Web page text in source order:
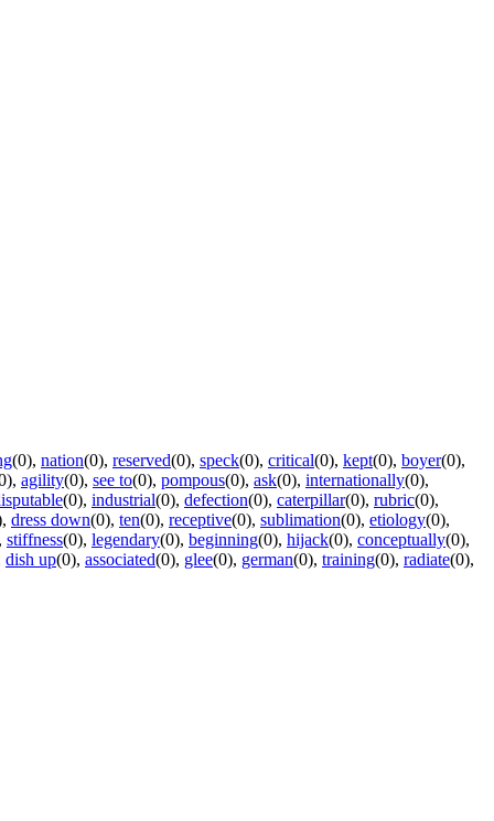
(0), nation(0), reserved(0), speck(0), critical(0), kept(0), boyer(0),
, agility(0), see to(0), pompous(0), ask(0), internationally(0),
(0), industrial(0), defection(0), caterpillar(0), rubric(0),
, dress down(0), ten(0), receptive(0), sublimation(0), etiology(0),
, stiffness(0), legendary(0), beginning(0), hijack(0), conceptually(0),
dish up(0), associated(0), glee(0), german(0), training(0), radiate(0),